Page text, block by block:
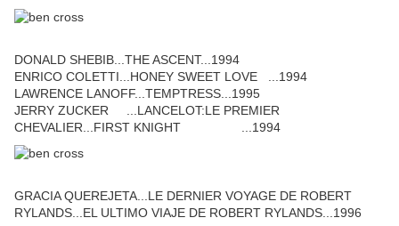
DONALD SHEBIB...THE ASCENT...1994
ENRICO COLETTI...HONEY SWEET LOVE ...1994
LAWRENCE LANOFF...TEMPTRESS...1995
JERRY ZUCKER ...LANCELOT:LE PREMIER
CHEVALIER...FIRST KNIGHT ...1994
GRACIA QUEREJETA...LE DERNIER VOYAGE DE ROBERT
RYLANDS...EL ULTIMO VIAJE DE ROBERT RYLANDS...1996